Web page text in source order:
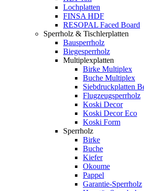
Lochplatten
FINSA HDF
RESOPAL Faced Board
Sperrholz & Tischlerplatten
Bausperrholz
Biegesperrholz
Multiplexplatten
Birke Multiplex
Buche Multiplex
Siebdruckplatten
Flugzeugsperrholz
Koski Decor
Koski Decor Eco
Koski Form
Sperrholz
Birke
Buche
Kiefer
Okoume
Pappel
Garantie-Sperrholz